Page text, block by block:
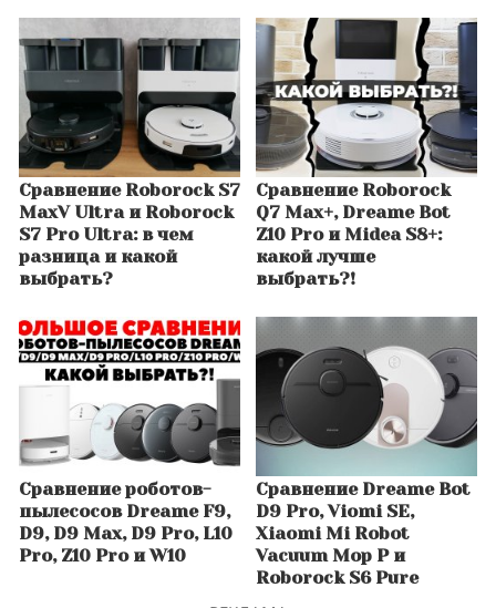
Сравнение Roborock S7
MaxV Ultra и Roborock
S7 Pro Ultra: в чем
разница и какой
выбрать?
Сравнение Roborock
Q7 Max+, Dreame Bot
Z10 Pro и Midea S8+:
какой лучше
выбрать?!
Сравнение роботов-
пылесосов Dreame F9,
D9, D9 Max, D9 Pro, L10
Pro, Z10 Pro и W10
Сравнение Dreame Bot
D9 Pro, Viomi SE,
Xiaomi Mi Robot
Vacuum Mop P и
Roborock S6 Pure